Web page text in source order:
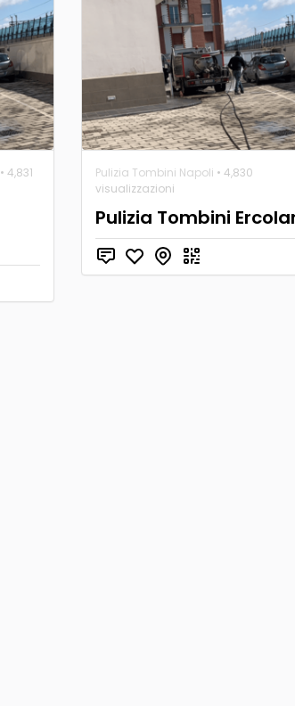
• 4,831
Pulizia Tombini Napoli • 4,830
visualizzazioni
Pulizia Tombini